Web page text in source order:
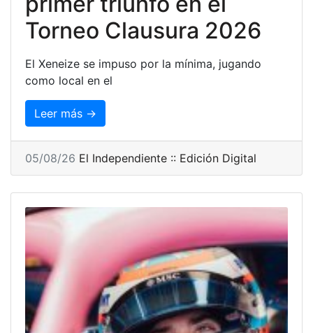
Torneo Clausura 2026
El Xeneize se impuso por la mínima, jugando
como local en el
Leer más →
05/08/26 El Independiente :: Edición Digital